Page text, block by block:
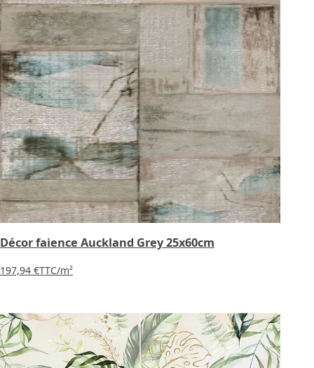
Décor faience Auckland Grey 25x60cm
197,94 €TTC/m²